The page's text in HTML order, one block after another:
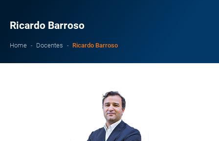
Ricardo Barroso
Home Docentes Ricardo Barroso